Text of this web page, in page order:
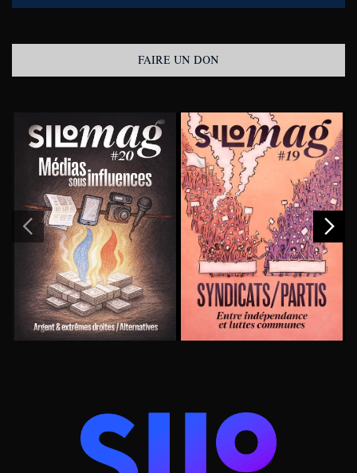
FAIRE UN DON